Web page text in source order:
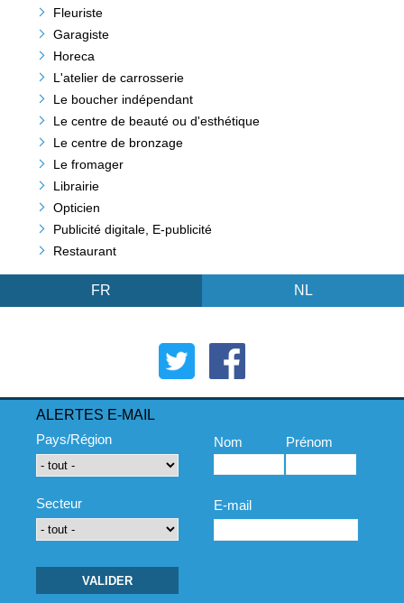
Fleuriste
Garagiste
Horeca
L'atelier de carrosserie
Le boucher indépendant
Le centre de beauté ou d'esthétique
Le centre de bronzage
Le fromager
Librairie
Opticien
Publicité digitale, E-publicité
Restaurant
FR NL
ALERTES E-MAIL
Pays/Région
Secteur
Nom Prénom
E-mail